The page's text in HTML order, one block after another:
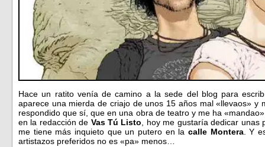
Hace un ratito venía de camino a la sede del blog para
aparece una mierda de criajo de unos 15 años mal «llevaos» y
respondido que sí, que en una obra de teatro y me ha
en la redacción de Vas Tú Listo , hoy me gustaría dedicar
me tiene más inquieto que un putero en la calle Montera. Y
artistazos preferidos no es «pa» menos…